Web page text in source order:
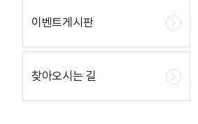
이벤트게시판
찾아오시는 길